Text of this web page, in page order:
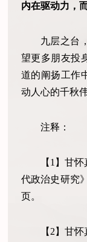
内在驱动力，
九层之台
望更多朋友投
道的阐扬工作
动人心的千秋
注释：
【1】甘
代政治史研究
页。
【2】甘